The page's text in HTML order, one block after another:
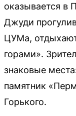
оказывается в
Джуди
ЦУМа,
горами».
знаковые
памятник
Горького.